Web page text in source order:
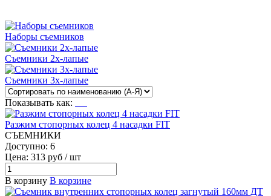
Наборы съемников
Съемники 2х-лапые
Съемники 3х-лапые
Показывать как:
Разжим стопорных колец 4 насадки FIT
СЪЕМНИКИ
Доступно: 6
Цена: 313 руб / шт
В корзину В корзине